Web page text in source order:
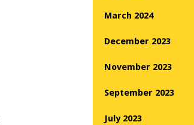
March 2024
December 2023
November 2023
September 2023
July 2023